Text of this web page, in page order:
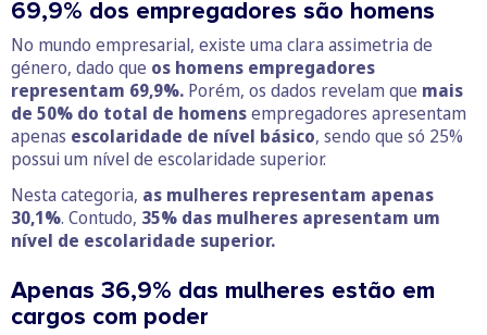
69,9% dos empregadores são homens
No mundo empresarial, existe uma clara assimetria de
género, dado que os homens empregadores
representam 69,9%. Porém, os dados revelam que mais
de 50% do total de homensempregadores apresentam
apenas escolaridade de nível básico, sendo que só 25%
possui um nível de escolaridade superior.
Nesta categoria, as mulheres representam apenas
30,1%. Contudo, 35% das mulheres apresentam um
nível de escolaridade superior.
Apenas 36,9% das mulheres estão em
cargos com poder